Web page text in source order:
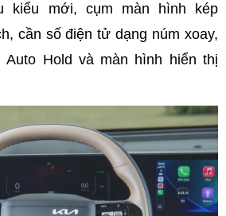
kiểu mới, cụm màn hình kép
cần số điện tử dạng núm xoay,
Auto Hold và màn hình hiển thị